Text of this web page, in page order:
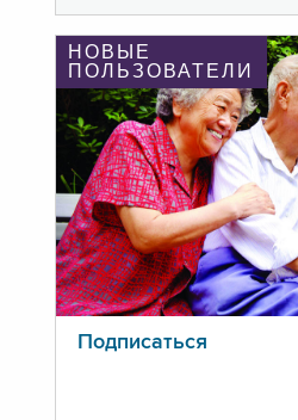
НОВЫЕ
ПОЛЬЗОВАТЕЛИ
Подписаться